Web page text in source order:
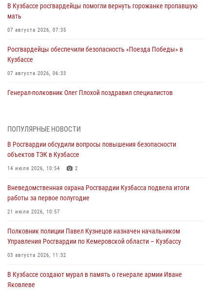
В Кузбассе росгвардейцы помогли вернуть горожанке пропавшую
мать
07 августа 2026, 07:35
Росгвардейцы обеспечили безопасность «Поезда Победы» в
Кузбассе
07 августа 2026, 06:33
Генерал-полковник Олег Плохой поздравил специалистов
07 августа 2026, 05:32
С 1 сентября 2026 года вступает в силу новый федеральный закон о
частной охранной деятельности
06 августа 2026, 10:19
Росгвардейцы задержали предполагаемого виновника причинения
ножевого ранения кемеровчанину
06 августа 2026, 09:18
Росгвардейцы задержали мужчину, повредившего имущество
горожанки
06 августа 2026, 08:17
Росгвардейцы пресекли противоправные действия и защитили
новокузнечанку от агрессивного знакомого
ПОПУЛЯРНЫЕ НОВОСТИ
В Росгвардии обсудили вопросы повышения безопасности
объектов ТЭК в Кузбассе
14 июля 2026, 10:54 2
Вневедомственная охрана Росгвардии Кузбасса подвела итоги
работы за первое полугодие
21 июля 2026, 10:57
Полковник полиции Павел Кузнецов назначен начальником
Управления Росгвардии по Кемеровской области – Кузбассу
03 августа 2026, 11:32
В Кузбассе создают мурал в память о генерале армии Иване
Яковлеве